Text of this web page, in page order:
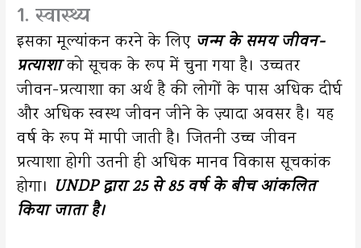
1. स्वास्थ्य
इसका मूल्यांकन करने के लिए जन्म के समय जीवन-
प्रत्याशाको सूचक के रूप में चुना गया है। उच्चतर
जीवन-प्रत्याशा का अर्थ है की लोगों के पास अधिक दीर्घ
और अधिक स्वस्थ जीवन जीने के ज़्यादा अवसर है। यह
वर्ष के रूप में मापी जाती है। जितनी उच्च जीवन
प्रत्याशा होगी उतनी ही अधिक मानव विकास सूचकांक
होगा। UNDP द्वारा 25 से 85 वर्ष के बीच आंकलित
किया जाता है।